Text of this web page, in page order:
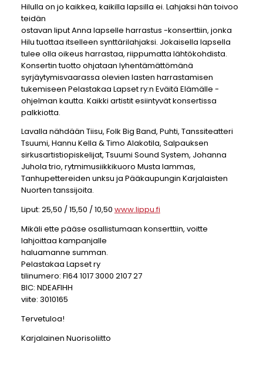
Hilulla on jo kaikkea, kaikilla lapsilla ei. Lahjaksi hän toivoo
teidän
ostavan liput Anna lapselle harrastus -konserttiin, jonka
Hilu tuottaa itselleen synttärilahjaksi. Jokaisella lapsella
tulee olla oikeus harrastaa, riippumatta lähtökohdista.
Konsertin tuotto ohjataan lyhentämättömänä
syrjäytymisvaarassa olevien lasten harrastamisen
tukemiseen Pelastakaa Lapset ry:n Eväitä Elämälle -
ohjelman kautta. Kaikki artistit esiintyvät konsertissa
palkkiotta.
Lavalla nähdään Tiisu, Folk Big Band, Puhti, Tanssiteatteri
Tsuumi, Hannu Kella & Timo Alakotila, Salpauksen
sirkusartistiopiskelijat, Tsuumi Sound System, Johanna
Juhola trio, rytmimusiikkikuoro Musta lammas,
Tanhupettereiden unksu ja Pääkaupungin Karjalaisten
Nuorten tanssijoita.
Liput: 25,50 / 15,50 / 10,50 www.lippu.fi
Mikäli ette pääse osallistumaan konserttiin, voitte
lahjoittaa kampanjalle
haluamanne summan.
Pelastakaa Lapset ry
tilinumero: FI64 1017 3000 2107 27
BIC: NDEAFIHH
viite: 3010165
Tervetuloa!
Karjalainen Nuorisoliitto